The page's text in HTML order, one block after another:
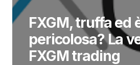
FXGM, truffa ed
pericolosa? La
FXGM trading